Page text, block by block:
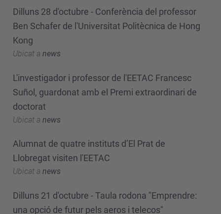
Dilluns 28 d'octubre - Conferència del professor
Ben Schafer de l'Universitat Politècnica de Hong
Kong
Ubicat a news
L'investigador i professor de l'EETAC Francesc
Suñol, guardonat amb el Premi extraordinari de
doctorat
Ubicat a news
Alumnat de quatre instituts d’El Prat de
Llobregat visiten l'EETAC
Ubicat a news
Dilluns 21 d'octubre - Taula rodona "Emprendre:
una opció de futur pels aeros i telecos"